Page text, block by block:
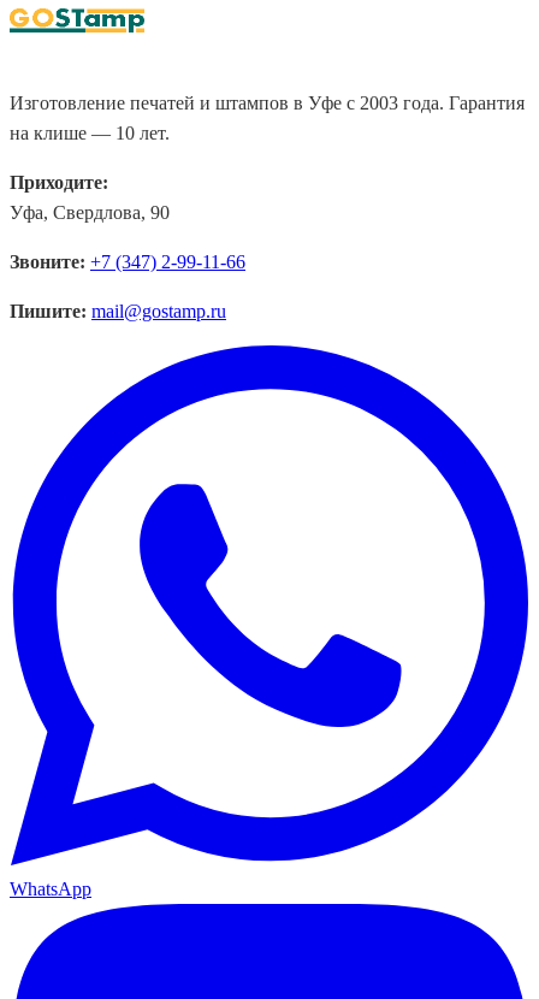
Изготовление печатей и штампов в Уфе с 2003 года. Гарантия
на клише — 10 лет.
Приходите:
Уфа, Свердлова, 90
Звоните: +7 (347) 2-99-11-66
Пишите: mail@gostamp.ru
WhatsApp